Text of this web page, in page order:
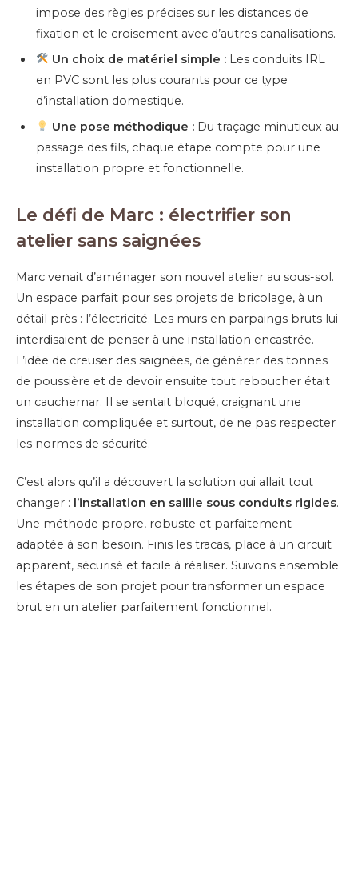
impose des règles précises sur les distances de
fixation et le croisement avec d’autres canalisations.
Un choix de matériel simple : Les conduits IRL
en PVC sont les plus courants pour ce type
d’installation domestique.
Une pose méthodique : Du traçage minutieux au
passage des fils, chaque étape compte pour une
installation propre et fonctionnelle.
Le défi de Marc : électrifier son
atelier sans saignées
Marc venait d’aménager son nouvel atelier au sous-sol.
Un espace parfait pour ses projets de bricolage, à un
détail près : l’électricité. Les murs en parpaings bruts lui
interdisaient de penser à une installation encastrée.
L’idée de creuser des saignées, de générer des tonnes
de poussière et de devoir ensuite tout reboucher était
un cauchemar. Il se sentait bloqué, craignant une
installation compliquée et surtout, de ne pas respecter
les normes de sécurité.
C’est alors qu’il a découvert la solution qui allait tout
changer : l’installation en saillie sous conduits rigides.
Une méthode propre, robuste et parfaitement
adaptée à son besoin. Finis les tracas, place à un circuit
apparent, sécurisé et facile à réaliser. Suivons ensemble
les étapes de son projet pour transformer un espace
brut en un atelier parfaitement fonctionnel.